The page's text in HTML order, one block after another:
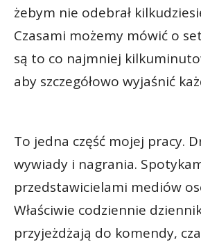
żebym nie odebrał
Czasami możemy mówić o
są to co najmniej
aby szczegółowo wyjaśnić
To jedna część mojej pracy.
wywiady i nagrania.
przedstawicielami mediów
Właściwie codziennie
przyjeżdżają do komendy,